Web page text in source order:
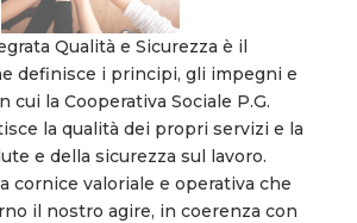
Qualità e Sicurezza è il
definisce i principi, gli impegni e
cui la Cooperativa Sociale P.G.
la qualità dei propri servizi e la
e della sicurezza sul lavoro.
cornice valoriale e operativa che
il nostro agire, in coerenza con